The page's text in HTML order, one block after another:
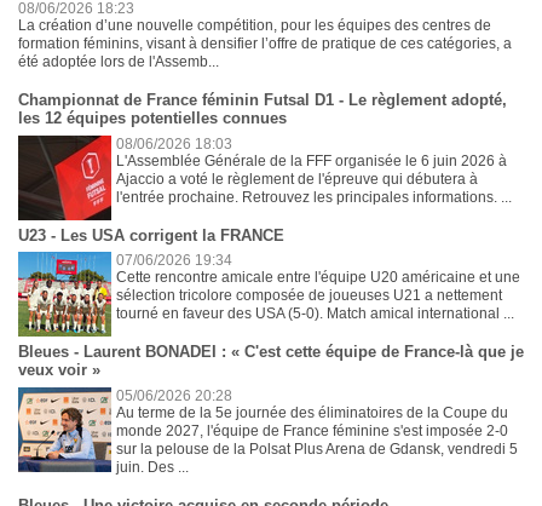
08/06/2026 18:23
La création d’une nouvelle compétition, pour les équipes des centres de
formation féminins, visant à densifier l’offre de pratique de ces catégories, a
été adoptée lors de l'Assemb...
Championnat de France féminin Futsal D1 - Le règlement adopté,
les 12 équipes potentielles connues
08/06/2026 18:03
L'Assemblée Générale de la FFF organisée le 6 juin 2026 à
Ajaccio a voté le règlement de l'épreuve qui débutera à
l'entrée prochaine. Retrouvez les principales informations. ...
U23 - Les USA corrigent la FRANCE
07/06/2026 19:34
Cette rencontre amicale entre l'équipe U20 américaine et une
sélection tricolore composée de joueuses U21 a nettement
tourné en faveur des USA (5-0). Match amical international ...
Bleues - Laurent BONADEI : « C'est cette équipe de France-là que je
veux voir »
05/06/2026 20:28
Au terme de la 5e journée des éliminatoires de la Coupe du
monde 2027, l'équipe de France féminine s'est imposée 2-0
sur la pelouse de la Polsat Plus Arena de Gdansk, vendredi 5
juin. Des ...